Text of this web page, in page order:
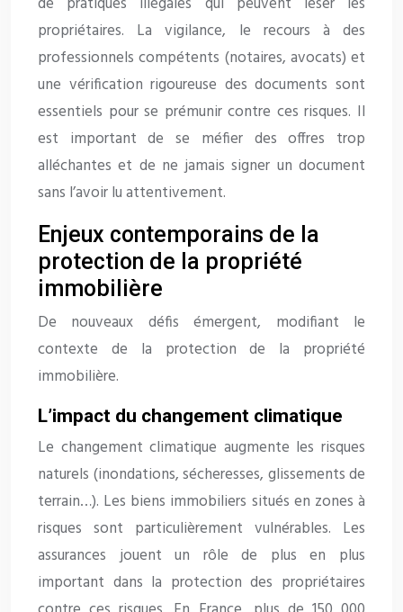
propriétaires. La vigilance, le recours à des
professionnels compétents (notaires, avocats) et
une vérification rigoureuse des documents sont
essentiels pour se prémunir contre ces risques. Il
est important de se méfier des offres trop
alléchantes et de ne jamais signer un document
sans l’avoir lu attentivement.
Enjeux contemporains de la
protection de la propriété
immobilière
De nouveaux défis émergent, modifiant le
contexte de la protection de la propriété
immobilière.
L’impact du changement climatique
Le changement climatique augmente les risques
naturels (inondations, sécheresses, glissements de
terrain…). Les biens immobiliers situés en zones à
risques sont particulièrement vulnérables. Les
assurances jouent un rôle de plus en plus
important dans la protection des propriétaires